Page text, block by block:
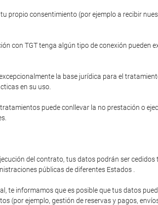
propio consentimiento (por ejemplo a recibir
con TGT tenga algún tipo de conexión
la base jurídica para el
en su uso.
puede conllevar la no prestación o
del contrato, tus datos podrán ser
públicas de diferentes Estados .
te informamos que es posible que tus datos
(por ejemplo, gestión de reservas y pagos,